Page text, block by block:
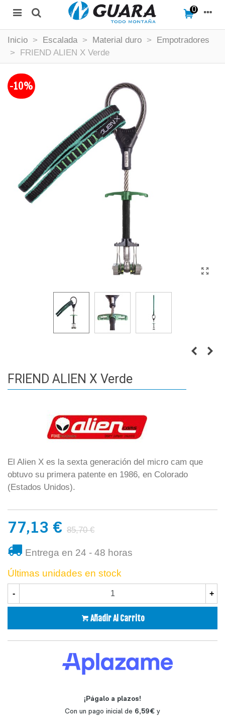
0
Inicio > Escalada > Material duro >
Empotradores
>
FRIEND ALIEN X Verde
-10%
FRIEND ALIEN X Verde
El Alien X es la sexta generación del micro cam que
obtuvo su primera patente en 1986, en Colorado
(Estados Unidos).
77,13 € 85,70 €
Entrega en 24 - 48 horas
Últimas unidades en stock
- +
Añadir Al Carrito